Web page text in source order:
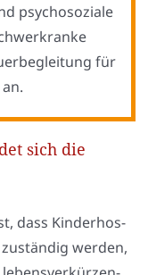
psy­cho­so­zia­le
für
sich die
dass Kin­der­hos­
wer­den,